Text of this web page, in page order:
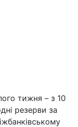
тижня – з 10
резерви за